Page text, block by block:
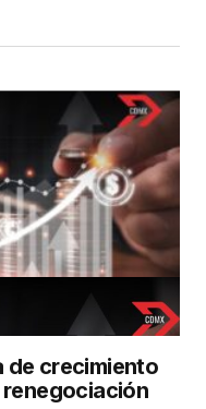
de crecimiento